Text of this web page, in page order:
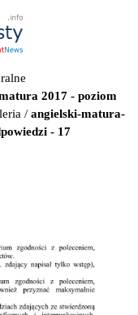
2017 - poziom
/ angielski-matura-
- 17